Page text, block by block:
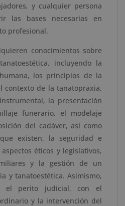
y cualquier persona
las bases necesarias en
profesional.
conocimientos sobre
incluyendo la
los principios de la
contexto de la tanatopraxia,
la presentación
funerario, el modelaje
del cadáver, así como
existen, la seguridad e
éticos y legislativos,
y la gestión de un
y tanatoestética. Asimismo,
el perito judicial, con el
y la intervención del